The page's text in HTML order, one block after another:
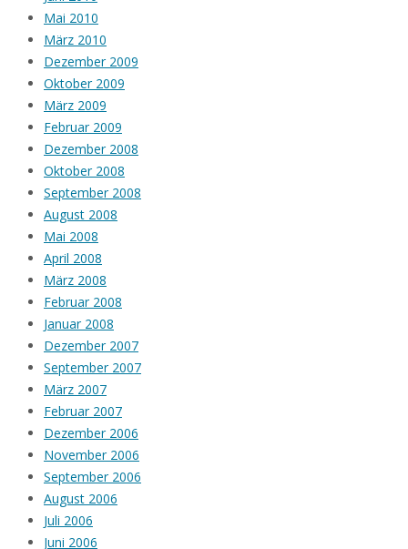
Mai 2010
März 2010
Dezember 2009
Oktober 2009
März 2009
Februar 2009
Dezember 2008
Oktober 2008
September 2008
August 2008
Mai 2008
April 2008
März 2008
Februar 2008
Januar 2008
Dezember 2007
September 2007
März 2007
Februar 2007
Dezember 2006
November 2006
September 2006
August 2006
Juli 2006
Juni 2006